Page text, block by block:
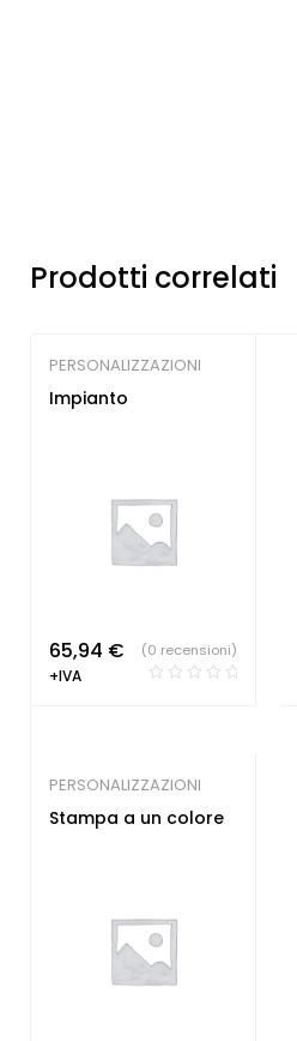
Prodotti correlati
PERSONALIZZAZIONI
Impianto
65,94 €
+IVA
(0 recensioni)
PERSONALIZZAZIONI
Stampa a un colore